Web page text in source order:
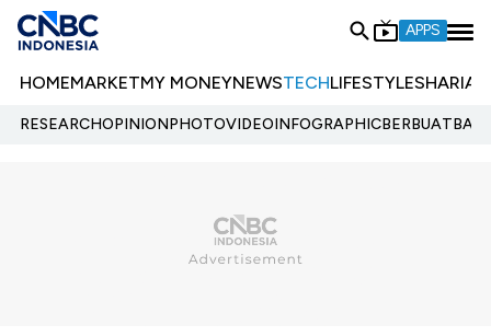
APPS
HOMEMARKETMY MONEYNEWSTECHLIFESTYLESHARIA
RESEARCHOPINIONPHOTOVIDEOINFOGRAPHIC